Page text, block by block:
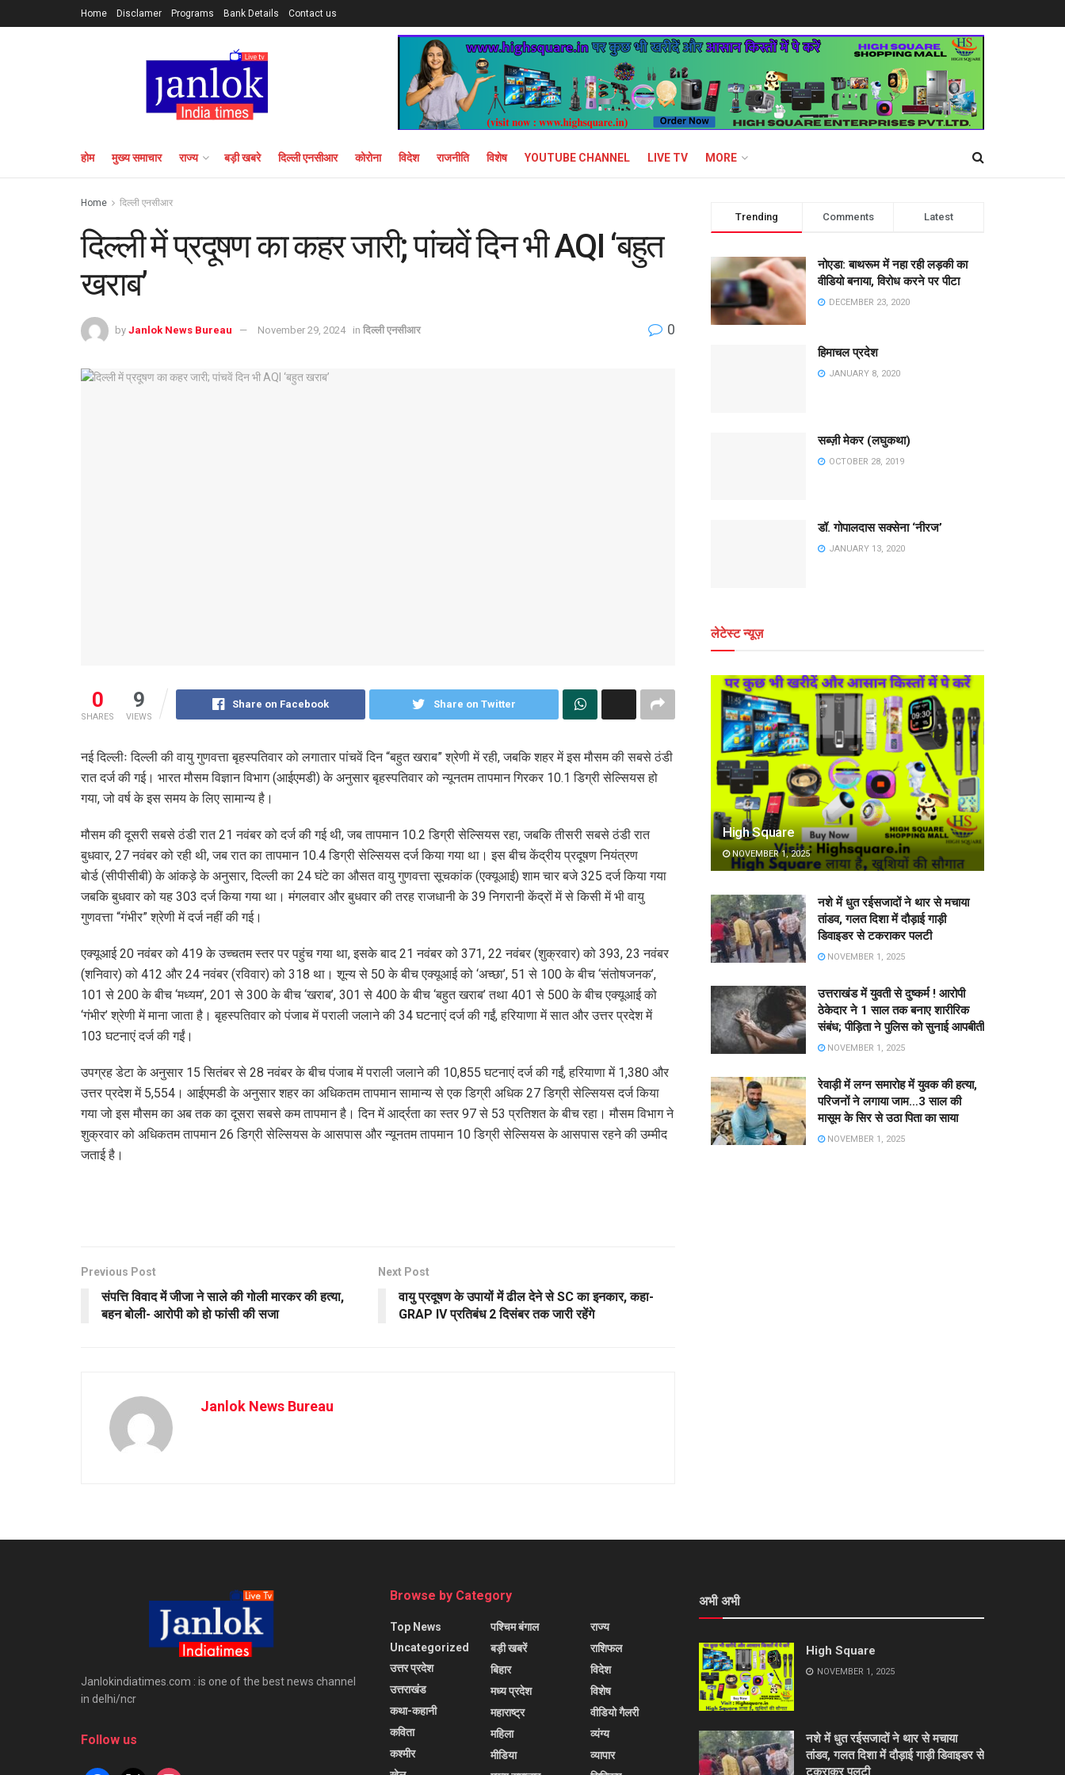
Home Disclamer Programs Bank Details Contact us
होम मुख्य समाचार राज्य बड़ी खबरे दिल्ली एनसीआर कोरोना विदेश राजनीति विशेष YOUTUBE CHANNEL LIVE TV MORE
Home दिल्ली एनसीआर
दिल्ली में प्रदूषण का कहर जारी; पांचवें दिन भी AQI ‘बहुत
खराब’
by Janlok News Bureau November 29, 2024 in दिल्ली एनसीआर 0
0
SHARES
9
VIEWS
Share on Facebook Share on Twitter
नई दिल्लीः दिल्ली की वायु गुणवत्ता बृहस्पतिवार को लगातार पांचवें दिन “बहुत खराब” श्रेणी में रही, जबकि शहर में इस मौसम की सबसे ठंडी
रात दर्ज की गई। भारत मौसम विज्ञान विभाग (आईएमडी) के अनुसार बृहस्पतिवार को न्यूनतम तापमान गिरकर 10.1 डिग्री सेल्सियस हो
गया, जो वर्ष के इस समय के लिए सामान्य है।
मौसम की दूसरी सबसे ठंडी रात 21 नवंबर को दर्ज की गई थी, जब तापमान 10.2 डिग्री सेल्सियस रहा, जबकि तीसरी सबसे ठंडी रात
बुधवार, 27 नवंबर को रही थी, जब रात का तापमान 10.4 डिग्री सेल्सियस दर्ज किया गया था। इस बीच केंद्रीय प्रदूषण नियंत्रण
बोर्ड (सीपीसीबी) के आंकड़े के अनुसार, दिल्ली का 24 घंटे का औसत वायु गुणवत्ता सूचकांक (एक्यूआई) शाम चार बजे 325 दर्ज किया गया
जबकि बुधवार को यह 303 दर्ज किया गया था। मंगलवार और बुधवार की तरह राजधानी के 39 निगरानी केंद्रों में से किसी में भी वायु
गुणवत्ता “गंभीर” श्रेणी में दर्ज नहीं की गई।
एक्यूआई 20 नवंबर को 419 के उच्चतम स्तर पर पहुंच गया था, इसके बाद 21 नवंबर को 371, 22 नवंबर (शुक्रवार) को 393, 23 नवंबर
(शनिवार) को 412 और 24 नवंबर (रविवार) को 318 था। शून्य से 50 के बीच एक्यूआई को ‘अच्छा’, 51 से 100 के बीच ‘संतोषजनक’,
101 से 200 के बीच ‘मध्यम’, 201 से 300 के बीच ‘खराब’, 301 से 400 के बीच ‘बहुत खराब’ तथा 401 से 500 के बीच एक्यूआई को
‘गंभीर’ श्रेणी में माना जाता है। बृहस्पतिवार को पंजाब में पराली जलाने की 34 घटनाएं दर्ज की गईं, हरियाणा में सात और उत्तर प्रदेश में
103 घटनाएं दर्ज की गईं।
उपग्रह डेटा के अनुसार 15 सितंबर से 28 नवंबर के बीच पंजाब में पराली जलाने की 10,855 घटनाएं दर्ज की गईं, हरियाणा में 1,380 और
उत्तर प्रदेश में 5,554। आईएमडी के अनुसार शहर का अधिकतम तापमान सामान्य से एक डिग्री अधिक 27 डिग्री सेल्सियस दर्ज किया
गया जो इस मौसम का अब तक का दूसरा सबसे कम तापमान है। दिन में आर्द्रता का स्तर 97 से 53 प्रतिशत के बीच रहा। मौसम विभाग ने
शुक्रवार को अधिकतम तापमान 26 डिग्री सेल्सियस के आसपास और न्यूनतम तापमान 10 डिग्री सेल्सियस के आसपास रहने की उम्मीद
जताई है।
Previous Post
संपत्ति विवाद में जीजा ने साले की गोली मारकर की हत्या,
बहन बोली- आरोपी को हो फांसी की सजा
Next Post
वायु प्रदूषण के उपायों में ढील देने से SC का इनकार, कहा-
GRAP IV प्रतिबंध 2 दिसंबर तक जारी रहेंगे
Janlok News Bureau
Trending Comments Latest
नोएडा: बाथरूम में नहा रही लड़की का
वीडियो बनाया, विरोध करने पर पीटा
DECEMBER 23, 2020
हिमाचल प्रदेश
JANUARY 8, 2020
सब्ज़ी मेकर (लघुकथा)
OCTOBER 28, 2019
डॉ. गोपालदास सक्सेना ‘नीरज’
JANUARY 13, 2020
लेटेस्ट न्यूज़
High Square
NOVEMBER 1, 2025
नशे में धुत रईसजादों ने थार से मचाया
तांडव, गलत दिशा में दौड़ाई गाड़ी
डिवाइडर से टकराकर पलटी
NOVEMBER 1, 2025
उत्तराखंड में युवती से दुष्कर्म ! आरोपी
ठेकेदार ने 1 साल तक बनाए शारीरिक
संबंध; पीड़िता ने पुलिस को सुनाई आपबीती
NOVEMBER 1, 2025
रेवाड़ी में लग्न समारोह में युवक की हत्या,
परिजनों ने लगाया जाम…3 साल की
मासूम के सिर से उठा पिता का साया
NOVEMBER 1, 2025
Janlokindiatimes.com : is one of the best news channel
in delhi/ncr
Follow us
Browse by Category
Top News
Uncategorized
उत्तर प्रदेश
उत्तराखंड
कथा-कहानी
कविता
कश्मीर
पश्चिम बंगाल
बड़ी खबरें
बिहार
मध्य प्रदेश
महाराष्ट्र
महिला
मीडिया
राज्य
राशिफल
विदेश
विशेष
वीडियो गैलरी
व्यंग्य
व्यापार
अभी अभी
High Square
NOVEMBER 1, 2025
नशे में धुत रईसजादों ने थार से मचाया
तांडव, गलत दिशा में दौड़ाई गाड़ी डिवाइडर से
टकराकर पलटी